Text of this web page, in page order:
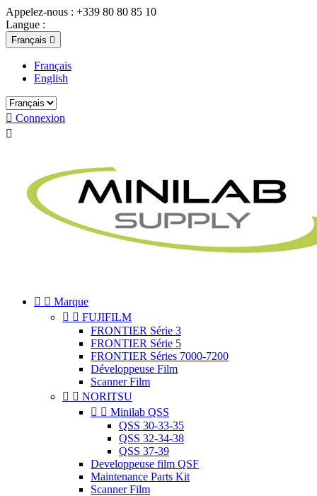
Appelez-nous : +339 80 80 85 10
Langue :
Français 
Français
English
 Connexion

  Marque
  FUJIFILM
FRONTIER Série 3
FRONTIER Série 5
FRONTIER Séries 7000-7200
Développeuse Film
Scanner Film
  NORITSU
  Minilab QSS
QSS 30-33-35
QSS 32-34-38
QSS 37-39
Developpeuse film QSF
Maintenance Parts Kit
Scanner Film